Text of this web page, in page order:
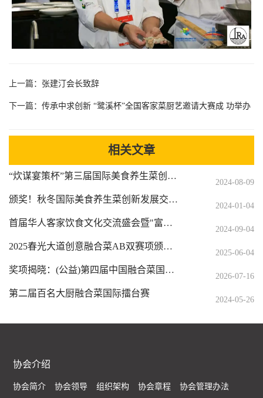
上一篇： 张建汀会长致辞
下一篇： 传承中求创新 “鹭溪杯”全国客家菜厨艺邀请大赛成 功举办
相关文章
“炊谋宴策杯”第三届国际美食养生菜创新发展交流大赛
2024-08-09
颁奖！秋冬国际美食养生菜创新发展交流赛暨跨越34+菜系融合菜烹饪大师/名师/名厨作品荣耀榜
2024-01-04
首届华人客家饮食文化交流盛会暨"富通杯"厨艺创新菜大赛
2024-09-04
2025春光大道创意融合菜AB双赛项颁奖、部分获奖作品分享
2025-06-04
奖项揭晓：(公益)第四届中国融合菜国际挑战赛
2026-07-16
第二届百名大厨融合菜国际擂台赛
2024-05-26
协会介绍
协会简介 协会领导 组织架构 协会章程 协会管理办法